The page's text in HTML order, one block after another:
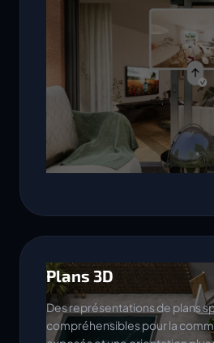
Plans 3D
Des représentations de plans
compréhensibles pour la